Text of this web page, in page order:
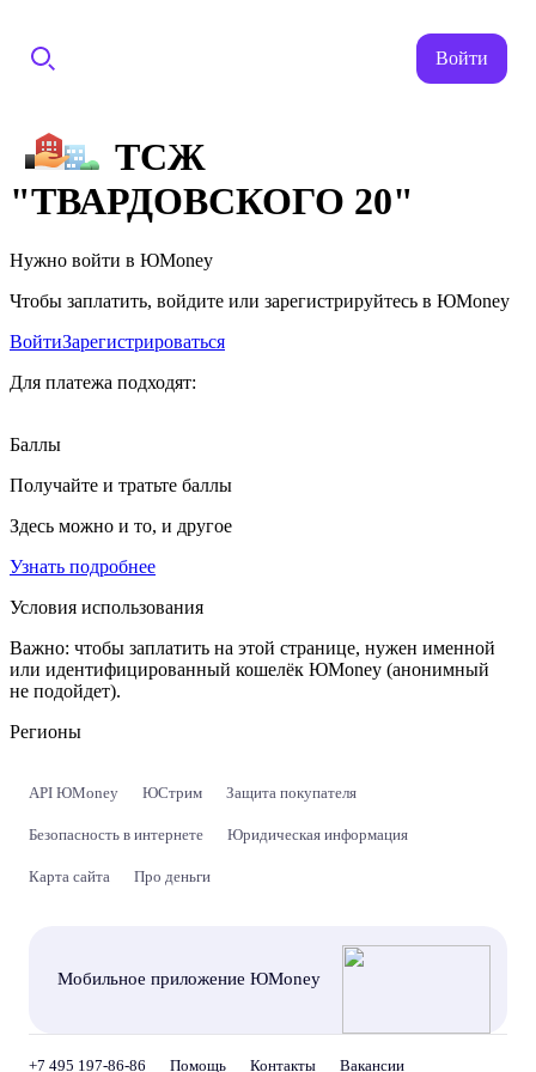
Войти
ТСЖ
"ТВАРДОВСКОГО 20"
Нужно войти в ЮMoney
Чтобы заплатить, войдите или зарегистрируйтесь в ЮMoney
ВойтиЗарегистрироваться
Для платежа подходят:
Баллы
Получайте и тратьте баллы
Здесь можно и то, и другое
Узнать подробнее
Условия использования
Важно: чтобы заплатить на этой странице, нужен именной
или идентифицированный кошелёк ЮMoney (анонимный
не подойдет).
Регионы
API ЮMoney ЮСтрим Защита покупателя
Безопасность в интернете Юридическая информация
Карта сайта Про деньги
Мобильное приложение ЮMoney
+7 495 197-86-86 Помощь Контакты Вакансии